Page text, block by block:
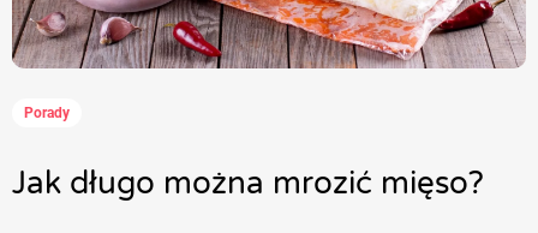
Porady
Jak długo można mrozić mięso?